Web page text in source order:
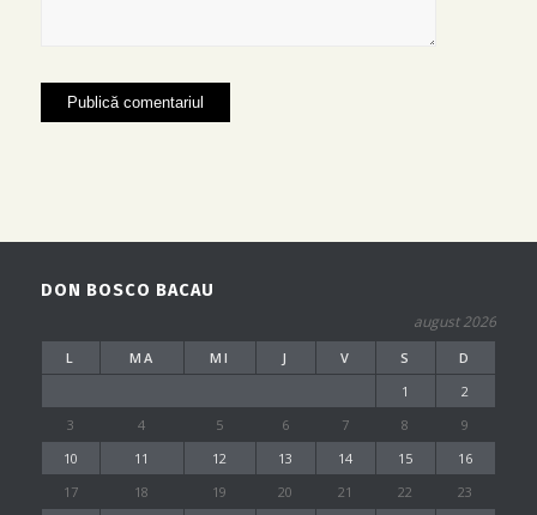
DON BOSCO BACAU
august 2026
L MA MI J V S
D
1
2
3
4 5 6 7 8
9
10
11 12 13 14 15
16
17
18 19 20 21 22
23